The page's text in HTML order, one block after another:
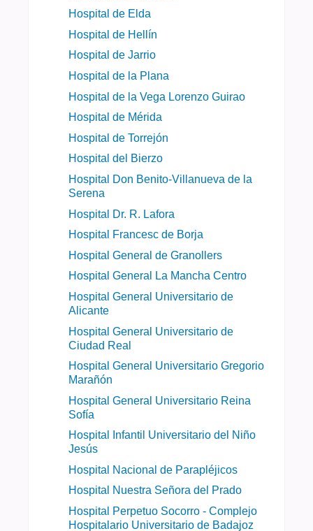
Hospital de Elda
Hospital de Hellín
Hospital de Jarrio
Hospital de la Plana
Hospital de la Vega Lorenzo Guirao
Hospital de Mérida
Hospital de Torrejón
Hospital del Bierzo
Hospital Don Benito-Villanueva de la
Serena
Hospital Dr. R. Lafora
Hospital Francesc de Borja
Hospital General de Granollers
Hospital General La Mancha Centro
Hospital General Universitario de
Alicante
Hospital General Universitario de
Ciudad Real
Hospital General Universitario Gregorio
Marañón
Hospital General Universitario Reina
Sofía
Hospital Infantil Universitario del Niño
Jesús
Hospital Nacional de Parapléjicos
Hospital Nuestra Señora del Prado
Hospital Perpetuo Socorro - Complejo
Hospitalario Universitario de Badajoz​